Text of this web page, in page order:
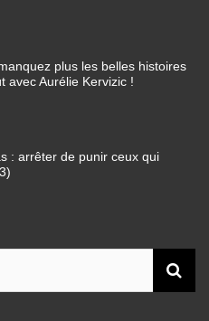
plus les belles histoires
avec Aurélie Kervizic !
: arrêter de punir ceux qui